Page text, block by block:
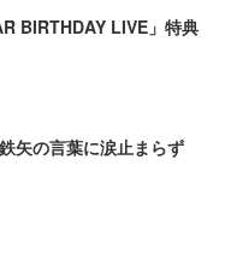
BIRTHDAY LIVE」特典
矢の言葉に涙止まらず